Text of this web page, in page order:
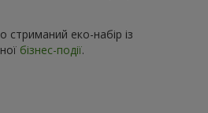
еко-набір із
бізнес-події.